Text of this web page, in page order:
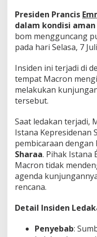
Presiden Prancis
dalam kondisi aman
bom mengguncang
pada hari Selasa, 7
Insiden ini terjadi di
tempat Macron
melakukan
tersebut.
Saat ledakan terjadi,
Istana Kepresidenan
pembicaraan dengan
Sharaa. Pihak Istana
Macron tidak
agenda
rencana.
Detail Insiden
Penyebab: